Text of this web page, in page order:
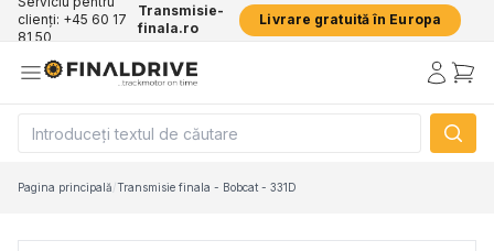
clienți: +45 60 17
81 50
Transmisie-
finala.ro
Livrare gratuită în Europa
Pagina principală/Transmisie finala - Bobcat - 331D